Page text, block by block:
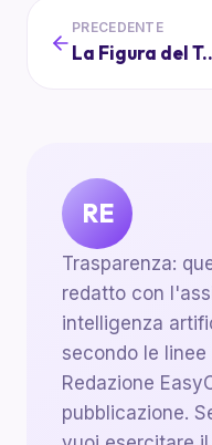
PRECEDENTE
La Figura del Tutor
RE
Trasparenza:
redatto con
intelligenza
secondo le
Redazione
pubblicazione.